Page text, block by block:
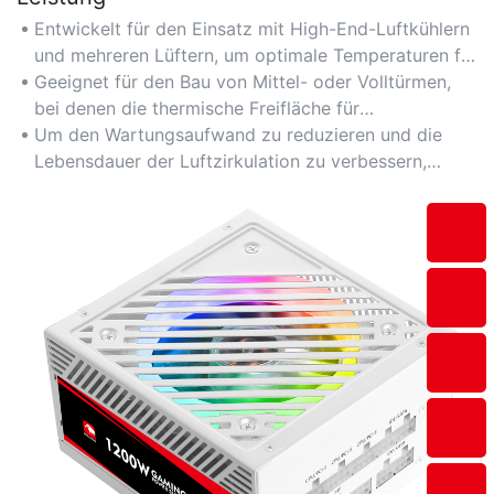
Entwickelt für den Einsatz mit High-End-Luftkühlern
und mehreren Lüftern, um optimale Temperaturen für
anhaltendes Gaming und Multitasking zu
gewährleisten.
Geeignet für den Bau von Mittel- oder Volltürmen,
bei denen die thermische Freifläche für
anspruchsvolle Anwendungen von entscheidender
Bedeutung ist.
Um den Wartungsaufwand zu reduzieren und die
Lebensdauer der Luftzirkulation zu verbessern,
öffnenden Laufwerksschächten bevorzugt werden.